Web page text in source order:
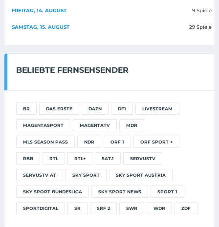
FREITAG, 14. AUGUST 9 Spiele
SAMSTAG, 15. AUGUST 29 Spiele
BELIEBTE FERNSEHSENDER
BR DAS ERSTE DAZN DF1 LIVESTREAM
MAGENTASPORT MAGENTATV MDR
MLS SEASON PASS NDR ORF 1 ORF SPORT +
RBB RTL RTL+ SAT.1 SERVUSTV
SERVUSTV AT SKY SPORT SKY SPORT AUSTRIA
SKY SPORT BUNDESLIGA SKY SPORT NEWS SPORT 1
SPORTDIGITAL SR SRF 2 SWR WDR ZDF